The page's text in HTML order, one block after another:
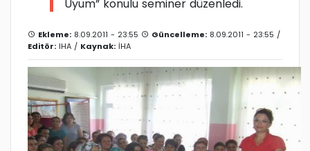
Uyum” konulu seminer düzenledi.
Ekleme: 8.09.2011 - 23:55 Güncelleme: 8.09.2011 - 23:55 /
Editör: IHA / Kaynak: İHA